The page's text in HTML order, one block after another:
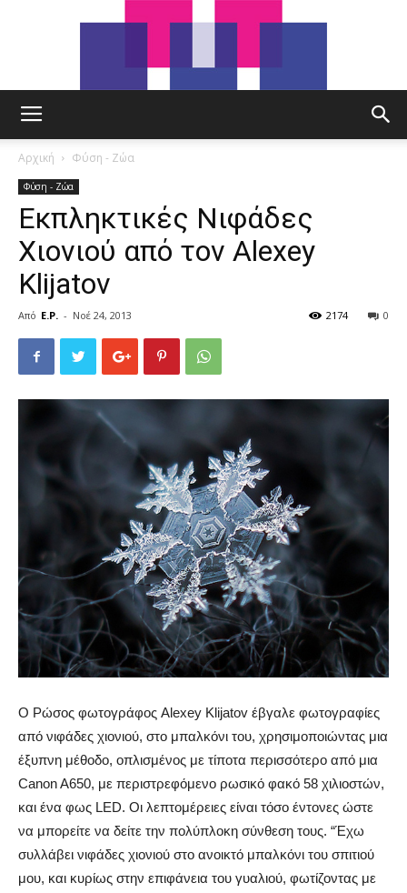
Αρχική Φύση - Ζώα
Φύση - Ζώα
Εκπληκτικές Νιφάδες
Χιονιού από τον Alexey
Klijatov
Από E.P. - Νοέ 24, 2013 0
2174
Ο Ρώσος φωτογράφος Alexey Klijatov έβγαλε φωτογραφίες
από νιφάδες χιονιού, στο μπαλκόνι του, χρησιμοποιώντας μια
έξυπνη μέθοδο, οπλισμένος με τίποτα περισσότερο από μια
Canon A650, με περιστρεφόμενο ρωσικό φακό 58 χιλιοστών,
και ένα φως LED. Οι λεπτομέρειες είναι τόσο έντονες ώστε
να μπορείτε να δείτε την πολύπλοκη σύνθεση τους. “Έχω
συλλάβει νιφάδες χιονιού στο ανοικτό μπαλκόνι του σπιτιού
μου, και κυρίως στην επιφάνεια του γυαλιού, φωτίζοντας με